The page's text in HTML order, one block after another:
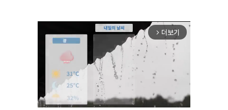
arrow_forward_ios 더보기